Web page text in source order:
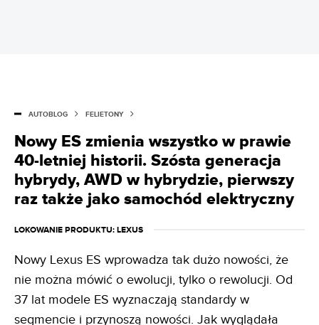
AUTOBLOG FELIETONY
Nowy ES zmienia wszystko w prawie
40-letniej historii. Szósta generacja
hybrydy, AWD w hybrydzie, pierwszy
raz także jako samochód elektryczny
LOKOWANIE PRODUKTU: LEXUS
Nowy Lexus ES wprowadza tak dużo nowości, że
nie można mówić o ewolucji, tylko o rewolucji. Od
37 lat modele ES wyznaczają standardy w
segmencie i przynoszą nowości. Jak wyglądała